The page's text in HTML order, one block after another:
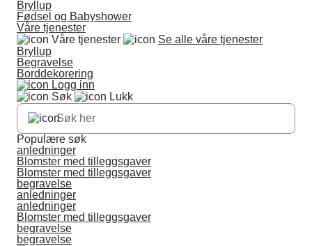
Bryllup
Fødsel og Babyshower
Våre tjenester
Våre tjenester
Se alle våre tjenester
Bryllup
Begravelse
Borddekorering
Logg inn
Søk
Lukk
Populære søk
anledninger
Blomster med tilleggsgaver
Blomster med tilleggsgaver
begravelse
anledninger
anledninger
Blomster med tilleggsgaver
begravelse
begravelse